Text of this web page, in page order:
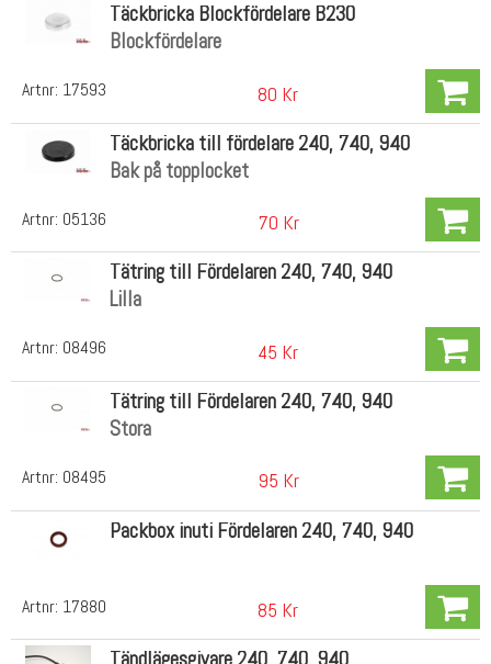
Artnr: 17593
Täckbricka Blockfördelare B230
Blockfördelare
80 Kr
Artnr: 05136
Täckbricka till fördelare 240, 740, 940
Bak på topplocket
70 Kr
Artnr: 08496
Tätring till Fördelaren 240, 740, 940
Lilla
45 Kr
Artnr: 08495
Tätring till Fördelaren 240, 740, 940
Stora
95 Kr
Artnr: 17880
Packbox inuti Fördelaren 240, 740, 940
85 Kr